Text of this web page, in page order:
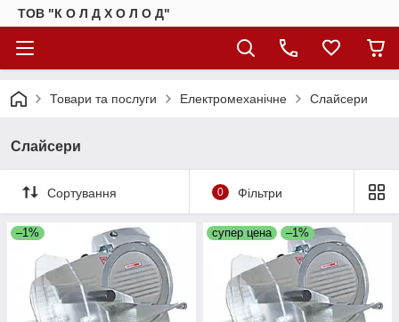
ТОВ "К О Л Д Х О Л О Д"
Товари та послуги Електромеханічне Слайсери
Слайсери
Сортування 0 Фільтри
–1% супер цена –1%